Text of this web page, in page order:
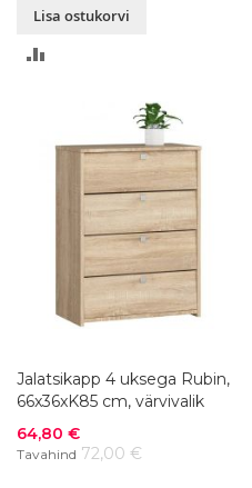
Lisa ostukorvi
Jalatsikapp 4 uksega Rubin,
66x36xK85 cm, värvivalik
Soodushind
64,80 €
Tavahind 72,00 €